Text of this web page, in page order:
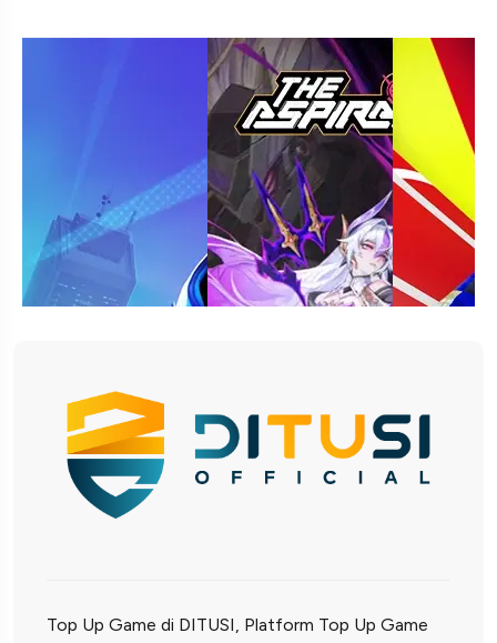
Top Up Game di DITUSI, Platform Top Up Game